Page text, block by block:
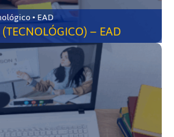
Divinópolis-MG • Tecnológico • EAD
– EAD